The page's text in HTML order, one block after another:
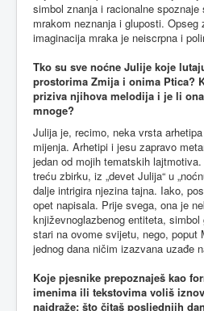
simbol znanja i racionalne
mrakom neznanja i gluposti. Opseg
imaginacija mraka je neiscrpna i
Tko su sve noćne Julije koje
prostorima Zmija i onima Ptica?
priziva njihova melodija i je li
mnoge?
Julija je, recimo, neka vrsta
mijenja. Arhetipi i jesu zapravo
jedan od mojih tematskih
treću zbirku, iz „devet Julija“ u
dalje intrigira njezina tajna. Iako,
opet napisala. Prije svega, ona je
književnoglazbenog entiteta,
stari na ovome svijetu, nego, poput
jednog dana ničim izazvana uzađe
Koje pjesnike prepoznaješ kao
imenima ili tekstovima voliš
najdraže: što čitaš posljednjih